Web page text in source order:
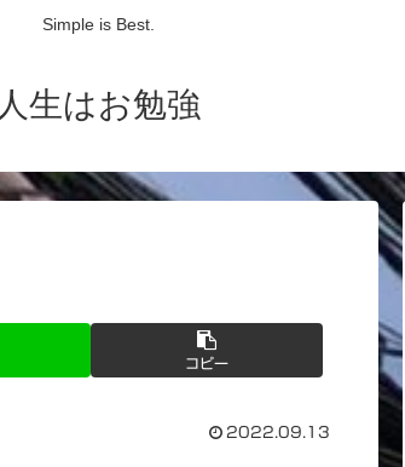
Simple is Best.
人生はお勉強
コピー
2022.09.13